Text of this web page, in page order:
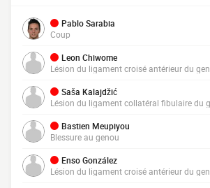
Pablo Sarabia
Coup
Leon Chiwome
Lésion du ligament croisé antérieur du
Saša Kalajdžić
Lésion du ligament collatéral fibulaire du
Bastien Meupiyou
Blessure au genou
Enso González
Lésion du ligament croisé antérieur du